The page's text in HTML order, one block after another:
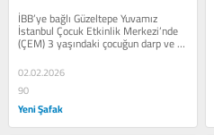
ilişkin çocuğun
ailesinin avukatından
İBB’ye bağlı Güzeltepe Yuvamız
İstanbul Çocuk Etkinlik Merkezi’nde
(ÇEM) 3 yaşındaki çocuğun darp ve
istismara uğradığı...
02.02.2026
90
Yeni Şafak